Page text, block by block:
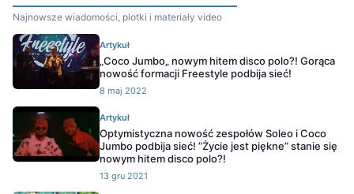
Najnowsze wiadomości, plotki i materiały video
Artykuł
„Coco Jumbo„ nowym hitem disco polo?! Gorąca
nowość formacji Freestyle podbija sieć!
8 maj 2022
Artykuł
Optymistyczna nowość zespołów Soleo i Coco
Jumbo podbija sieć! ”Życie jest piękne” stanie się
nowym hitem disco polo?!
13 gru 2021